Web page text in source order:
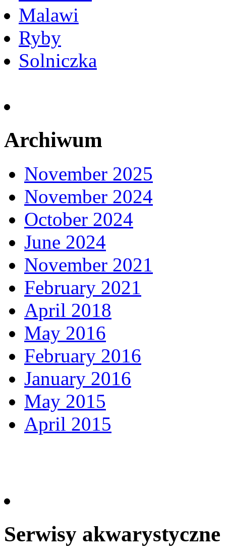
Malawi
Ryby
Solniczka
Archiwum
November 2025
November 2024
October 2024
June 2024
November 2021
February 2021
April 2018
May 2016
February 2016
January 2016
May 2015
April 2015
Serwisy akwarystyczne